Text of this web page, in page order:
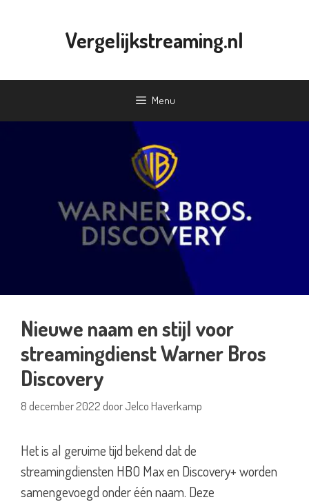
Vergelijkstreaming.nl
Menu
Nieuwe naam en stijl voor
streamingdienst Warner Bros
Discovery
8 december 2022 doorJelco Haverkamp
Het is al geruime tijd bekend dat de
streamingdiensten HBO Max en Discovery+ worden
samengevoegd onder één naam. Deze